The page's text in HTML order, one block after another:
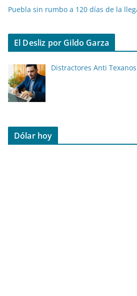
Puebla sin rumbo a 120 días de la
El Desliz por Gildo Garza
Distractores Anti Texanos
Dólar hoy